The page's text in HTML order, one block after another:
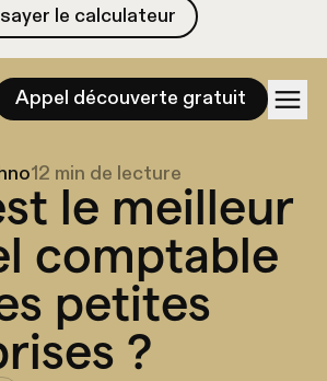
le calculateur
le calculateur
Appel découverte gratuit
12 min de lecture
le meilleur
comptable
petites
?